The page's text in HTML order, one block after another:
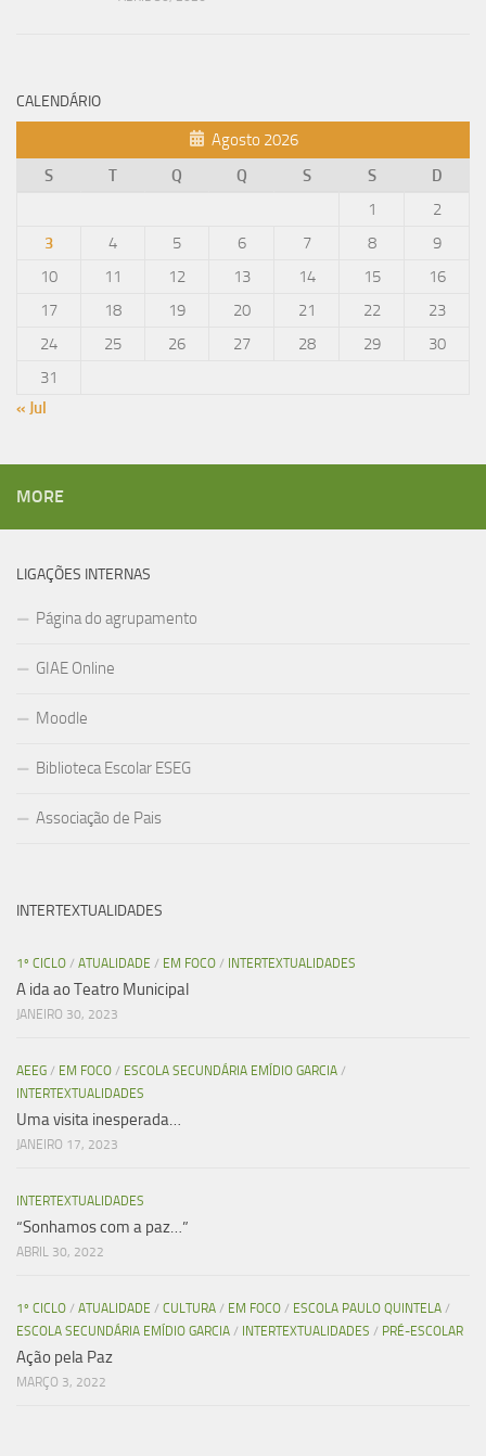
CALENDÁRIO
Agosto 2026
S
T Q Q S S
D
1
2
3
4 5 6 7 8
9
10
11 12 13 14 15
16
17
18 19 20 21 22
23
24
25 26 27 28 29
30
31
« Jul
MORE
LIGAÇÕES INTERNAS
Página do agrupamento
GIAE Online
Moodle
Biblioteca Escolar ESEG
Associação de Pais
INTERTEXTUALIDADES
1º CICLO / ATUALIDADE / EM FOCO / INTERTEXTUALIDADES
A ida ao Teatro Municipal
JANEIRO 30, 2023
AEEG / EM FOCO / ESCOLA SECUNDÁRIA EMÍDIO GARCIA /
INTERTEXTUALIDADES
Uma visita inesperada…
JANEIRO 17, 2023
INTERTEXTUALIDADES
“Sonhamos com a paz…”
ABRIL 30, 2022
1º CICLO / ATUALIDADE / CULTURA / EM FOCO / ESCOLA PAULO QUINTELA /
ESCOLA SECUNDÁRIA EMÍDIO GARCIA / INTERTEXTUALIDADES / PRÉ-ESCOLAR
Ação pela Paz
MARÇO 3, 2022